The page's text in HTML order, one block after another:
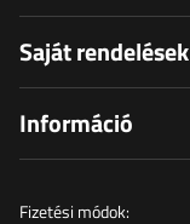
Saját rendelések
Információ
Fizetési módok: